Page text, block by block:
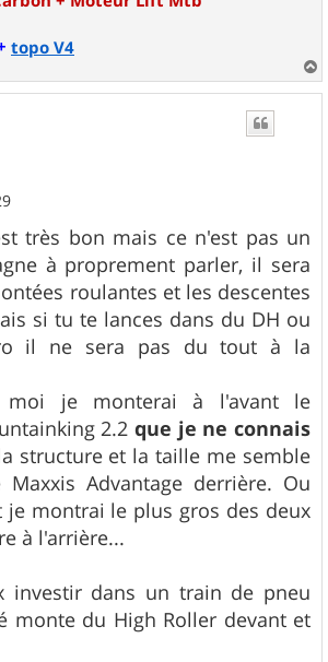
topo V4
a
très bon mais ce n'est pas un
à proprement parler, il sera
roulantes et les descentes
si tu te lances dans du DH ou
il ne sera pas du tout à la
je monterai à l'avant le
2.2 que je ne connais
structure et la taille me semble
Advantage derrière. Ou
je montrai le plus gros des deux
à l'arrière...
investir dans un train de pneu
monte du High Roller devant et